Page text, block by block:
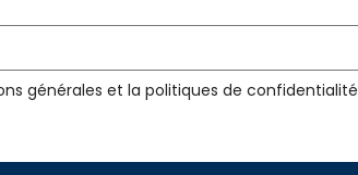
générales et la politiques de confidentialité